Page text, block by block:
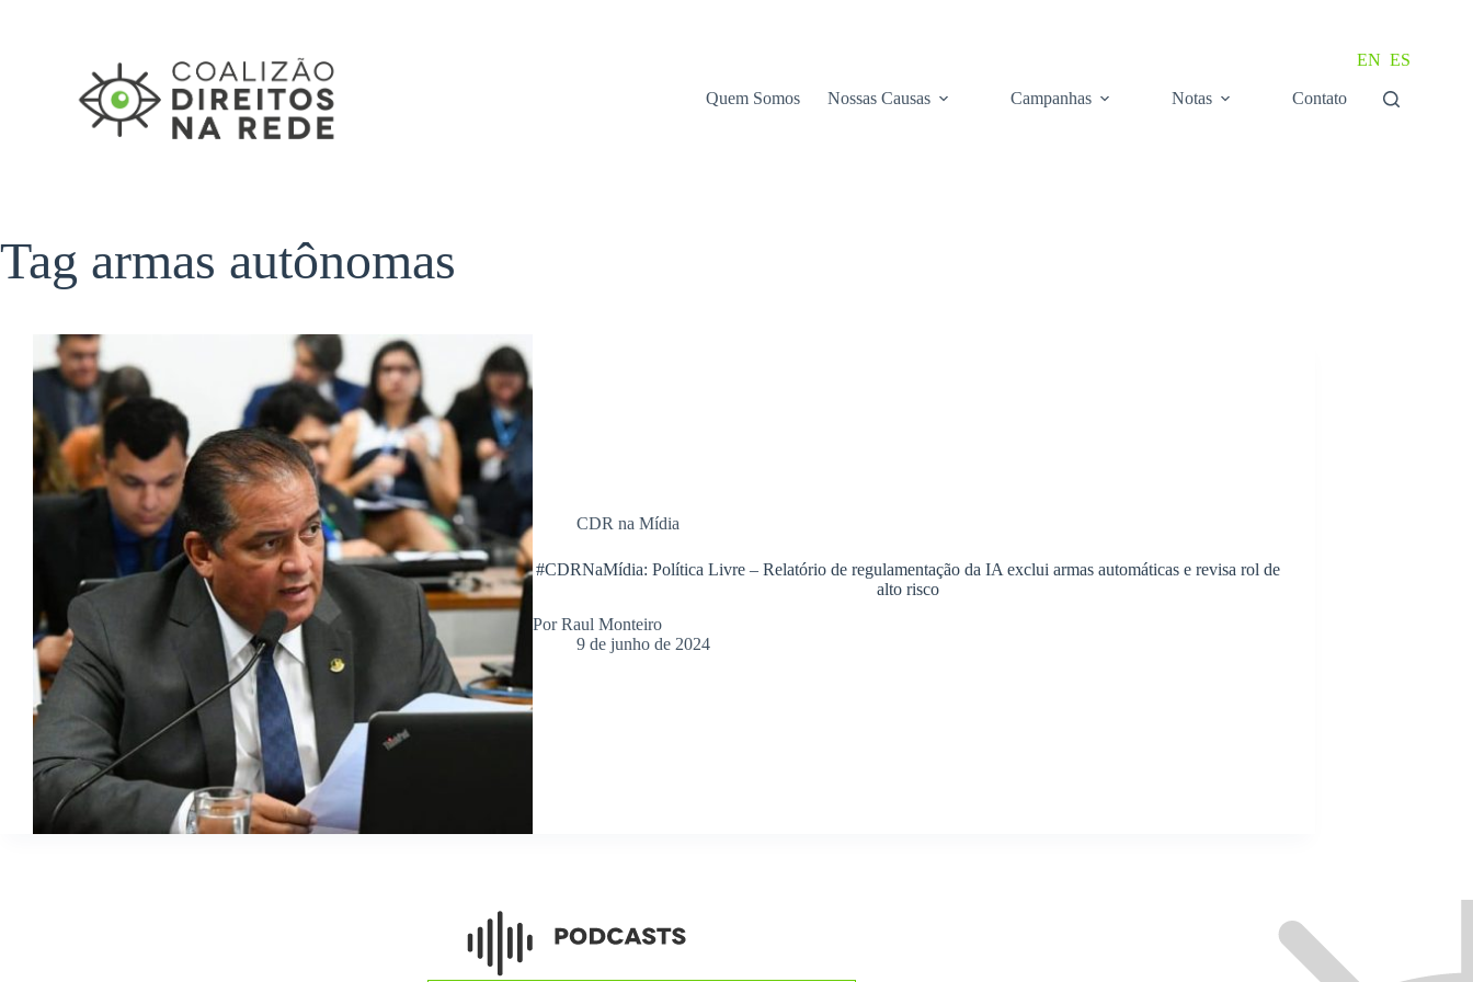
EN ES
Quem Somos Nossas Causas Campanhas Notas Contato
Tag armas autônomas
CDR na Mídia
#CDRNaMídia: Política Livre – Relatório de regulamentação da IA exclui armas automáticas e revisa rol de
alto risco
Por Raul Monteiro
9 de junho de 2024